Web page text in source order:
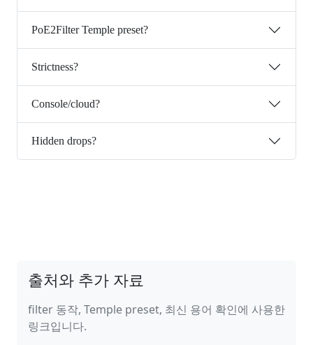
PoE2Filter Temple preset?
Strictness?
Console/cloud?
Hidden drops?
출처와 추가 자료
filter 동작, Temple preset, 최신 용어 확인에 사용한
링크입니다.